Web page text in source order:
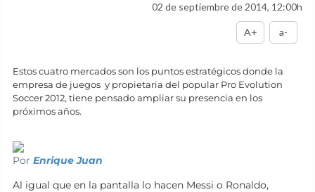
02 de septiembre de 2014, 12:00h
A+ a-
Estos cuatro mercados son los puntos estratégicos donde la
empresa de juegos y propietaria del popular Pro Evolution
Soccer 2012, tiene pensado ampliar su presencia en los
próximos años.
Por Enrique Juan
Al igual que en la pantalla lo hacen Messi o Ronaldo,